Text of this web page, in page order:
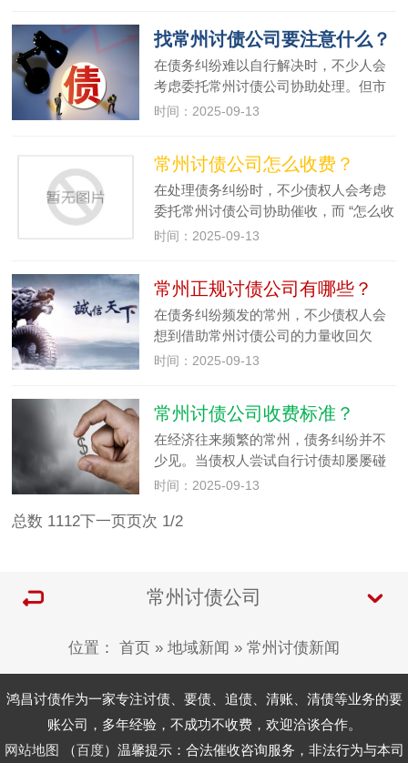
细解析常州讨债公司的典型操作流程…
找常州讨债公司要注意什么？
在债务纠纷难以自行解决时，不少人会
考虑委托常州讨债公司协助处理。但市
场上的常州讨债公司资质参差不齐，若
公司时，掌握关键注意事项至关重要…
时间：2025-09-13
常州讨债公司怎么收费？
在处理债务纠纷时，不少债权人会考虑
委托常州讨债公司协助催收，而 “怎么收
费” 往往是大家最先关注的问题。常州讨
等因素灵活调整。以下为你详…
时间：2025-09-13
常州正规讨债公司有哪些？
在债务纠纷频发的常州，不少债权人会
想到借助常州讨债公司的力量收回欠
款。但市场上的常州讨债公司鱼龙混
规，可从资质、操作模式、口碑等多方
面入…
时间：2025-09-13
常州讨债公司收费标准？
在经济往来频繁的常州，债务纠纷并不
少见。当债权人尝试自行讨债却屡屡碰
壁时，不少人会将目光投向专业的常州
前，了解其收费标准十分关键。毕竟，
时间：2025-09-13
总数 1112下一页页次 1/2
常州讨债公司
位置： 首页 » 地域新闻 » 常州讨债新闻
鸿昌讨债作为一家专注讨债、要债、追债、清账、清债等业务的要
账公司，多年经验，不成功不收费，欢迎洽谈合作。
网站地图 （百度）温馨提示：合法催收咨询服务，非法行为与本司